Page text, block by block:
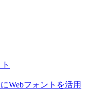
Webフォントを活用